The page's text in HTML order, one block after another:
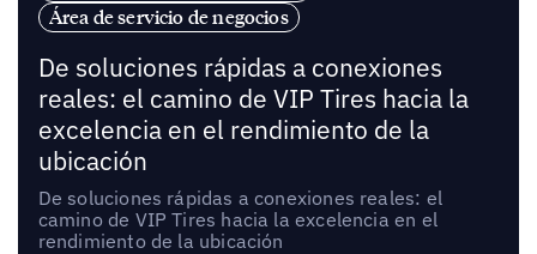
Área de servicio de negocios
De soluciones rápidas a conexiones
reales: el camino de VIP Tires hacia la
excelencia en el rendimiento de la
ubicación
De soluciones rápidas a conexiones reales: el
camino de VIP Tires hacia la excelencia en el
rendimiento de la ubicación